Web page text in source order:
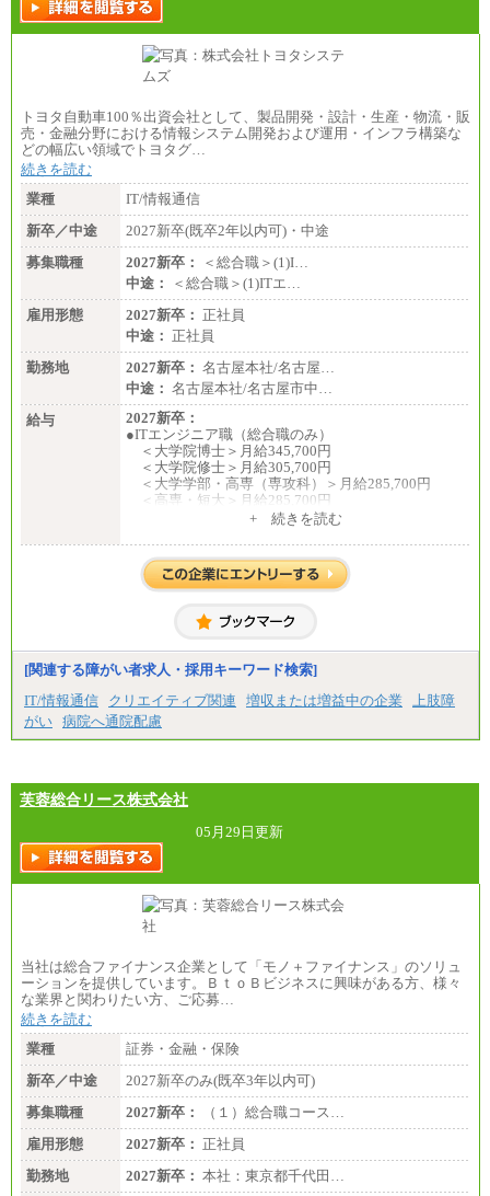
トヨタ自動車100％出資会社として、製品開発・設計・生産・物流・販
売・金融分野における情報システム開発および運用・インフラ構築な
どの幅広い領域でトヨタグ…
続きを読む
業種
IT/情報通信
新卒／中途
2027新卒(既卒2年以内可)・中途
募集職種
2027新卒：
＜総合職＞(1)I…
中途：
＜総合職＞(1)ITエ…
雇用形態
2027新卒： 正社員
中途： 正社員
勤務地
2027新卒： 名古屋本社/名古屋…
中途： 名古屋本社/名古屋市中…
給与
2027新卒：
●ITエンジニア職（総合職のみ）
＜大学院博士＞月給345,700円
＜大学院修士＞月給305,700円
＜大学学部・高専（専攻科）＞月給285,700円
＜高専・短大＞月給285,700円
＜大学院修士・博士＞月給：305,700円（総合職）
＜大学学部＞月給：285,700円（総合職）／253,10
0円（一般職）
00円（一般職）
※試用期間中の条件変更：無
中途：
■正社員採用■
＜総合職＞
大学院博士 ： 月給345,700円～
高専・短大： 月給285,700円～
＜一般職＞
大学(学部・院)・高専（専攻科）： 月給253,100
円～
高専・短大： 月給248,100円～
※試用期間中の条件変更：無
+ 続きを読む
[関連する障がい者求人・採用キーワード検索]
IT/情報通信
クリエイティブ関連 増収または増益中の企業
上肢障
がい 病院へ通院配慮
芙蓉総合リース株式会社
05月29日更新
当社は総合ファイナンス企業として「モノ＋ファイナンス」のソリュ
ーションを提供しています。ＢｔｏＢビジネスに興味がある方、様々
な業界と関わりたい方、ご応募…
続きを読む
業種
証券・金融・保険
新卒／中途
2027新卒のみ(既卒3年以内可)
募集職種
2027新卒：
（１）総合職コース…
雇用形態
2027新卒： 正社員
勤務地
2027新卒： 本社：東京都千代田…